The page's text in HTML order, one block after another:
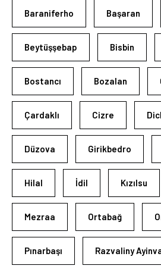
Baraniferho Başaran
Beytüşşebap Bisbin
Bostancı Bozalan
Çardaklı Cizre
Düzova Girikbedro
Hilal İdil Kızılsu
Mezraa Ortabağ
Pınarbaşı Razvaliny